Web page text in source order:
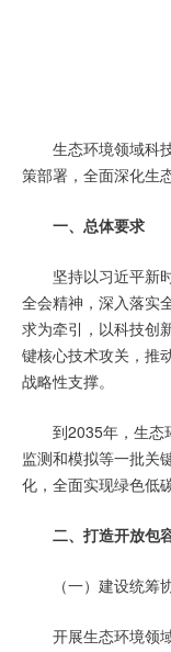
生态环境领域科
策部署，全面深化生
一、总体要求
坚持以习近平新
全会精神，深入落实
求为牵引，以科技创
键核心技术攻关，推
战略性支撑。
到2035年，生态
监测和模拟等一批关
化，全面实现绿色低
二、打造开放包
（一）建设统
开展生态环境领